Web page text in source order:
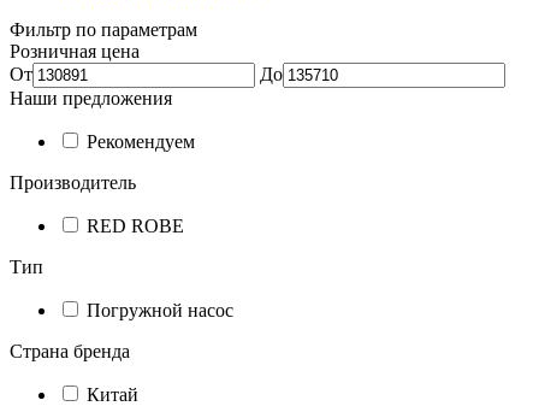
Фильтр по параметрам
Розничная цена
От
До
Наши предложения
Рекомендуем
Производитель
RED ROBE
Тип
Погружной насос
Страна бренда
Китай